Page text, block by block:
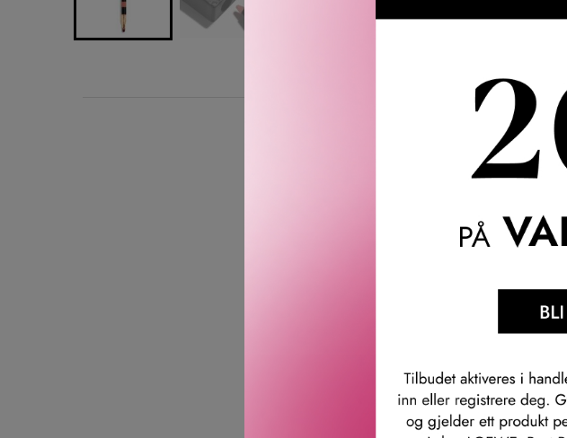
BESKRIVELSE
mykt, gir klar og presis, semi-matt linje som
nyanser, som kan matches med Husets
Den høytytende formelen vil verken flasse eller